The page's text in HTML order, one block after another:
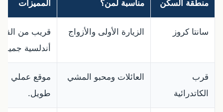
منطقة السكن مناسبة لمن؟ المميزات
سانتا كروز الزيارة الأولى والأزواج
قريب من القصر
أندلسية
قرب
الكاتدرائية
العائلات ومحبو المشي
موقع عملي
طويل.